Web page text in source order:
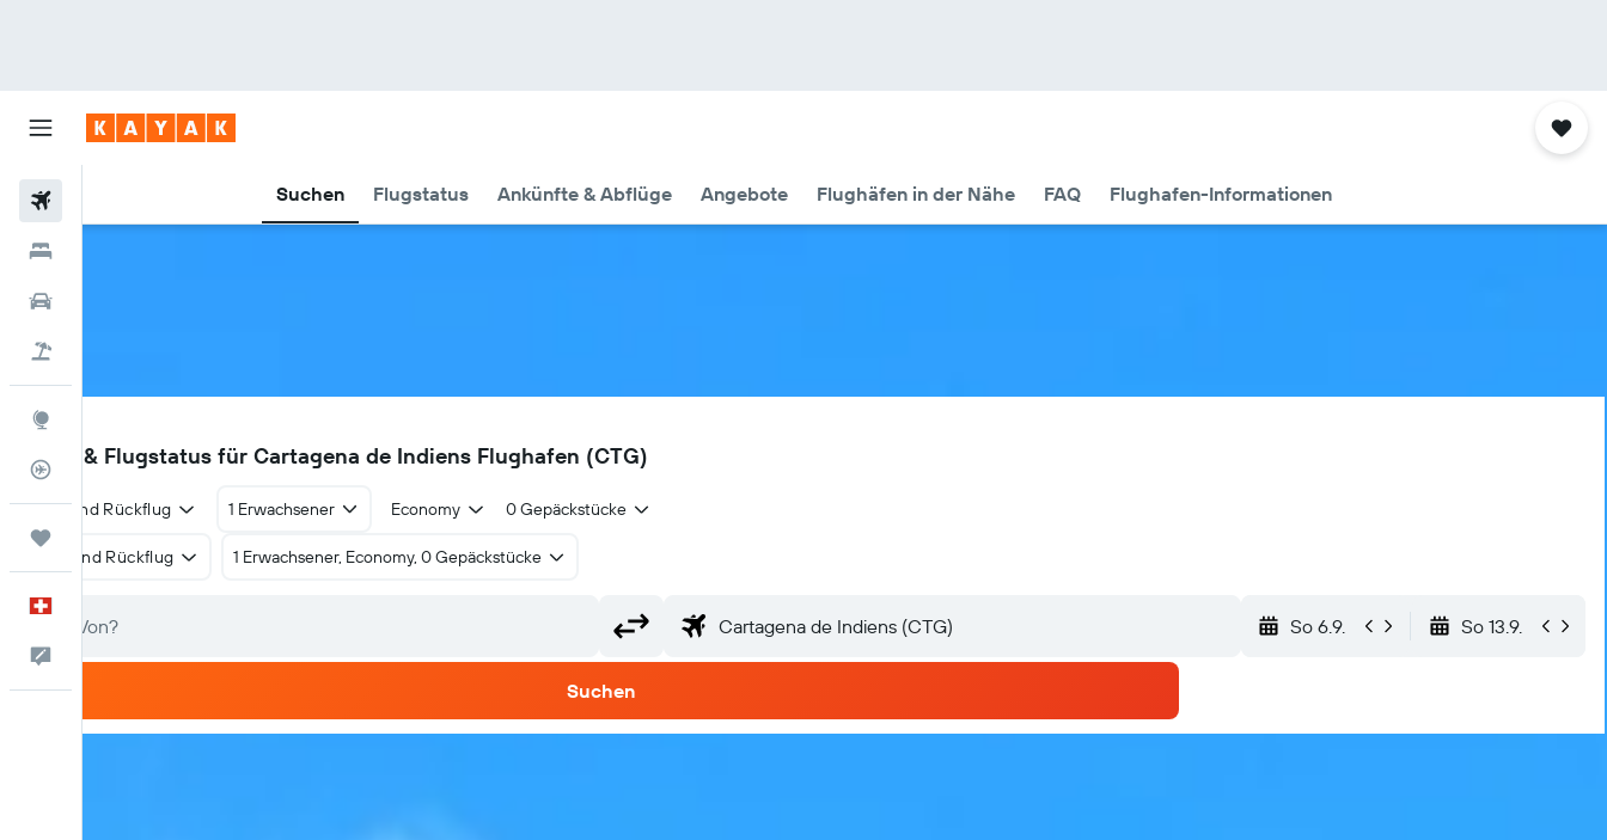
Suchen Flugstatus Ankünfte & Abflüge Angebote Flughäfen in der Nähe FAQ Flughafen-Informationen
Flugstatus
CTG
Flüge & Flugstatus für Cartagena de Indiens Flughafen (CTG)
Hin- und Rückflug 1 Erwachsener Economy 0 Gepäckstücke
Hin- und Rückflug 1 Erwachsener, Economy, 0 Gepäckstücke
So 6.9. So 13.9.
Suchen